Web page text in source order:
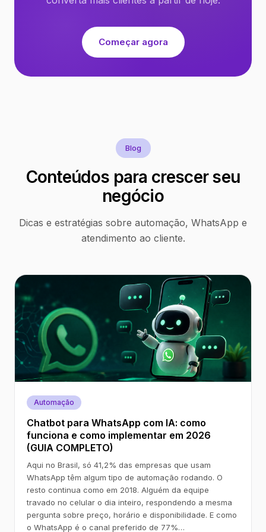
Começar agora
Blog
Conteúdos para crescer seu
negócio
Dicas e estratégias sobre automação, WhatsApp e
atendimento ao cliente.
Automação
Chatbot para WhatsApp com IA: como
funciona e como implementar em 2026
(GUIA COMPLETO)
Aqui no Brasil, só 41,2% das empresas que usam
WhatsApp têm algum tipo de automação rodando. O
resto continua como em 2018. Alguém da equipe
travado no celular o dia inteiro, respondendo a mesma
pergunta sobre preço, horário e disponibilidade. E como
o WhatsApp é o canal preferido de 77%…